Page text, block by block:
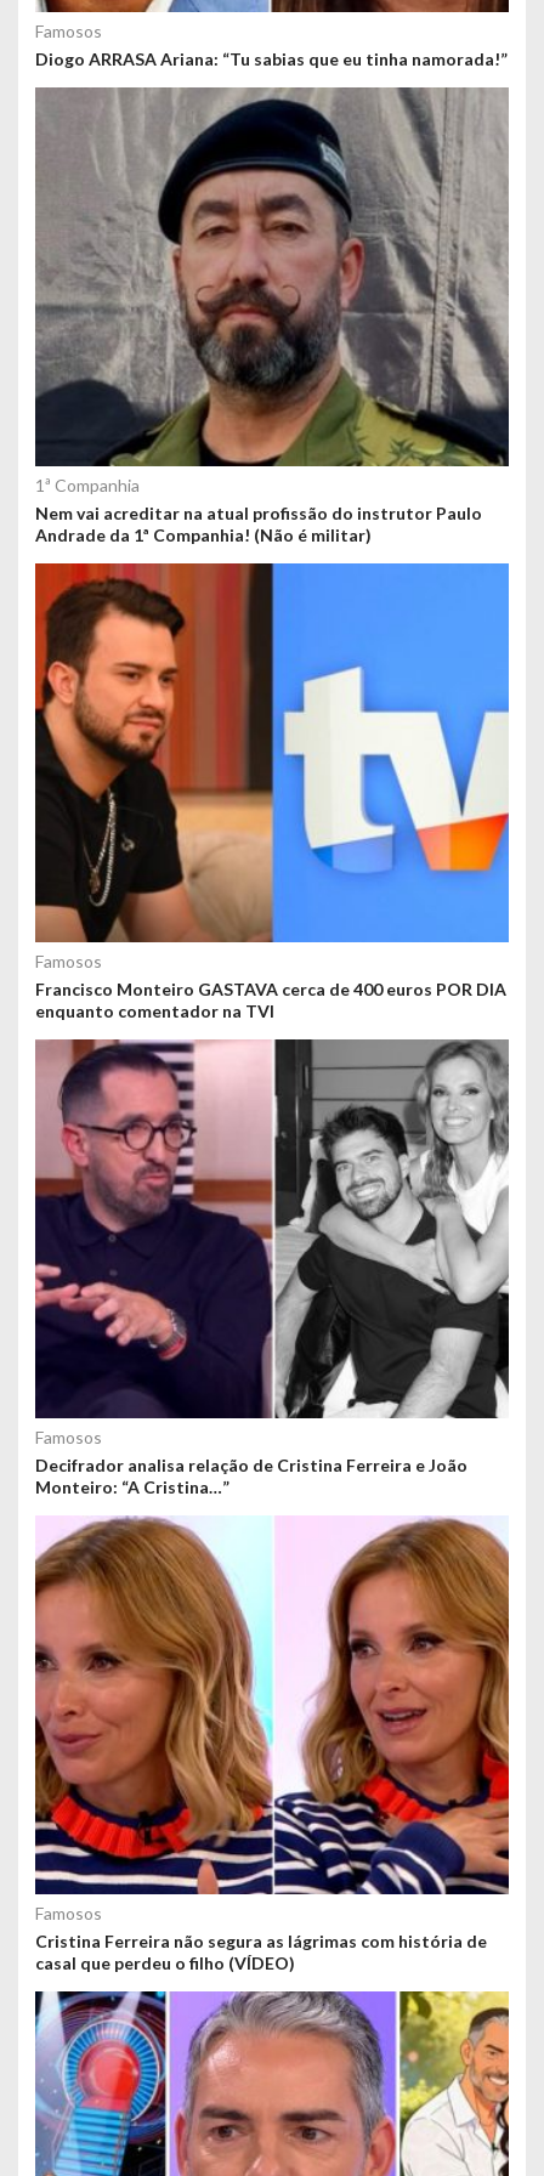
Famosos
Diogo ARRASA Ariana: “Tu sabias que eu tinha namorada!”
1ª Companhia
Nem vai acreditar na atual profissão do instrutor Paulo
Andrade da 1ª Companhia! (Não é militar)
Famosos
Francisco Monteiro GASTAVA cerca de 400 euros POR DIA
enquanto comentador na TVI
Famosos
Decifrador analisa relação de Cristina Ferreira e João
Monteiro: “A Cristina…”
Famosos
Cristina Ferreira não segura as lágrimas com história de
casal que perdeu o filho (VÍDEO)